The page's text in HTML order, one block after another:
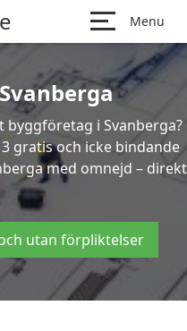
Menu
i Svanberga?
gratis och icke bindande
med omnejd – direkt
utan förpliktelser